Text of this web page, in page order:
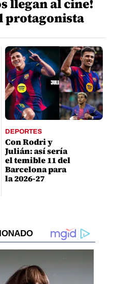
llegan al cine!
protagonista
DEPORTES
Con Rodri y
Julián: así sería
el temible 11 del
Barcelona para
la 2026-27